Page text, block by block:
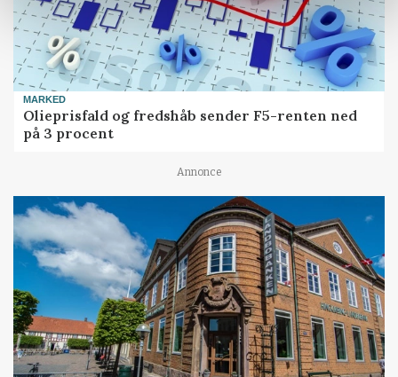
MARKED
Olieprisfald og fredshåb sender F5-renten ned
på 3 procent
Annonce